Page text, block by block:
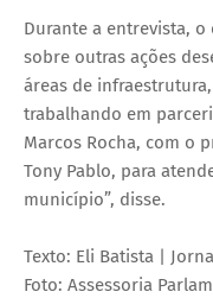
Durante a entrevista,
sobre outras ações
áreas de
trabalhando em
Marcos Rocha, com o
Tony Pablo, para
município”, disse.
Texto: Eli Batista |
Foto: Assessoria